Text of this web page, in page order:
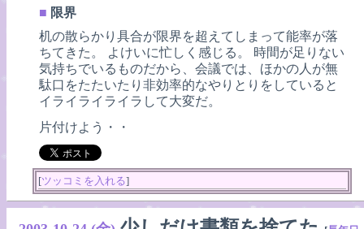
■ 限界
机の散らかり具合が限界を超えてしまって能率が落
ちてきた。 よけいに忙しく感じる。 時間が足りない
気持ちでいるものだから、会議では、ほかの人が無
駄口をたたいたり非効率的なやりとりをしていると
イライライライラして大変だ。
片付けよう・・
[ツッコミを入れる]